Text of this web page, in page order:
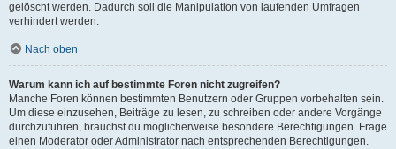
gelöscht werden. Dadurch soll die Manipulation von laufenden Umfragen
verhindert werden.
Nach oben
Warum kann ich auf bestimmte Foren nicht zugreifen?
Manche Foren können bestimmten Benutzern oder Gruppen vorbehalten sein.
Um diese einzusehen, Beiträge zu lesen, zu schreiben oder andere Vorgänge
durchzuführen, brauchst du möglicherweise besondere Berechtigungen. Frage
einen Moderator oder Administrator nach entsprechenden Berechtigungen.